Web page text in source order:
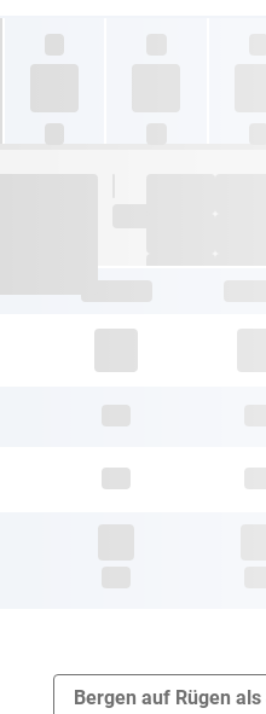
Bergen auf Rügen